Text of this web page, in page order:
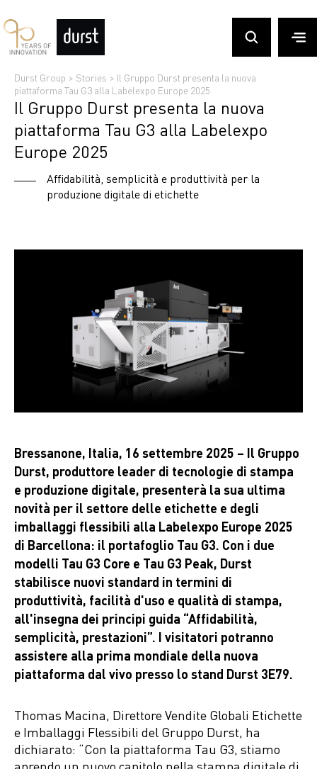
Durst Group > Stories > Il Gruppo Durst presenta la nuova
piattaforma Tau G3 alla Labelexpo Europe 2025
Il Gruppo Durst presenta la nuova
piattaforma Tau G3 alla Labelexpo
Europe 2025
Affidabilità, semplicità e produttività per la
produzione digitale di etichette
Bressanone, Italia, 16 settembre 2025 – Il Gruppo
Durst, produttore leader di tecnologie di stampa
e produzione digitale, presenterà la sua ultima
novità per il settore delle etichette e degli
imballaggi flessibili alla Labelexpo Europe 2025
di Barcellona: il portafoglio Tau G3. Con i due
modelli Tau G3 Core e Tau G3 Peak, Durst
stabilisce nuovi standard in termini di
produttività, facilità d'uso e qualità di stampa,
all'insegna dei principi guida “Affidabilità,
semplicità, prestazioni”. I visitatori potranno
assistere alla prima mondiale della nuova
piattaforma dal vivo presso lo stand Durst 3E79.
Thomas Macina, Direttore Vendite Globali Etichette
e Imballaggi Flessibili del Gruppo Durst, ha
dichiarato: “Con la piattaforma Tau G3, stiamo
aprendo un nuovo capitolo nella stampa digitale di